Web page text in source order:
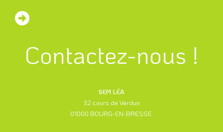
Contactez-nous !
SEM LÉA
32 cours de Verdun
01000 BOURG-EN-BRESSE